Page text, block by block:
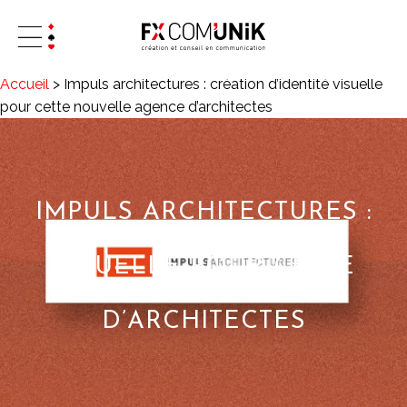
Accueil > Impuls architectures : création d’identité visuelle
pour cette nouvelle agence d’architectes
IMPULS ARCHITECTURES :
CRÉATION D’IDENTITÉ
VISUELLE POUR CETTE
D’ARCHITECTES